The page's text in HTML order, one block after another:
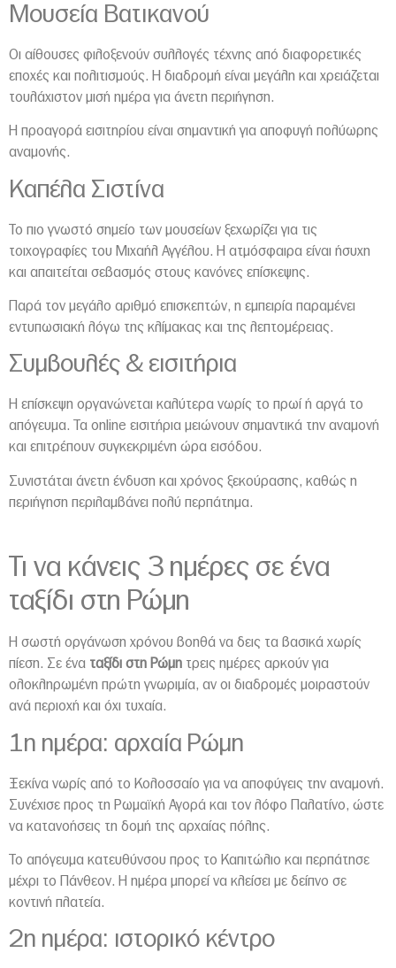
Μουσεία Βατικανού
Οι αίθουσες φιλοξενούν συλλογές τέχνης από διαφορετικές
εποχές και πολιτισμούς. Η διαδρομή είναι μεγάλη και χρειάζεται
τουλάχιστον μισή ημέρα για άνετη περιήγηση.
Η προαγορά εισιτηρίου είναι σημαντική για αποφυγή πολύωρης
αναμονής.
Καπέλα Σιστίνα
Το πιο γνωστό σημείο των μουσείων ξεχωρίζει για τις
τοιχογραφίες του Μιχαήλ Αγγέλου. Η ατμόσφαιρα είναι ήσυχη
και απαιτείται σεβασμός στους κανόνες επίσκεψης.
Παρά τον μεγάλο αριθμό επισκεπτών, η εμπειρία παραμένει
εντυπωσιακή λόγω της κλίμακας και της λεπτομέρειας.
Συμβουλές & εισιτήρια
Η επίσκεψη οργανώνεται καλύτερα νωρίς το πρωί ή αργά το
απόγευμα. Τα online εισιτήρια μειώνουν σημαντικά την αναμονή
και επιτρέπουν συγκεκριμένη ώρα εισόδου.
Συνιστάται άνετη ένδυση και χρόνος ξεκούρασης, καθώς η
περιήγηση περιλαμβάνει πολύ περπάτημα.
Τι να κάνεις 3 ημέρες σε ένα
ταξίδι στη Ρώμη
Η σωστή οργάνωση χρόνου βοηθά να δεις τα βασικά χωρίς
πίεση. Σε ένα ταξίδι στη Ρώμη τρεις ημέρες αρκούν για
ολοκληρωμένη πρώτη γνωριμία, αν οι διαδρομές μοιραστούν
ανά περιοχή και όχι τυχαία.
1η ημέρα: αρχαία Ρώμη
Ξεκίνα νωρίς από το Κολοσσαίο για να αποφύγεις την αναμονή.
Συνέχισε προς τη Ρωμαϊκή Αγορά και τον λόφο Παλατίνο, ώστε
να κατανοήσεις τη δομή της αρχαίας πόλης.
Το απόγευμα κατευθύνσου προς το Καπιτώλιο και περπάτησε
μέχρι το Πάνθεον. Η ημέρα μπορεί να κλείσει με δείπνο σε
κοντινή πλατεία.
2η ημέρα: ιστορικό κέντρο